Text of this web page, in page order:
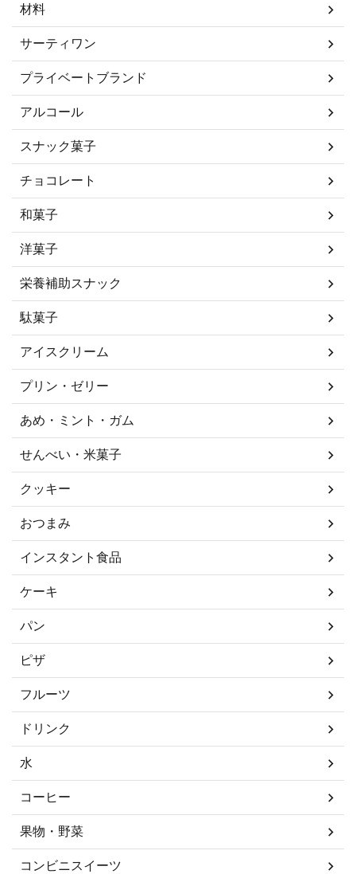
材料
サーティワン
プライベートブランド
アルコール
スナック菓子
チョコレート
和菓子
洋菓子
栄養補助スナック
駄菓子
アイスクリーム
プリン・ゼリー
あめ・ミント・ガム
せんべい・米菓子
クッキー
おつまみ
インスタント食品
ケーキ
パン
ピザ
フルーツ
ドリンク
水
コーヒー
果物・野菜
コンビニスイーツ